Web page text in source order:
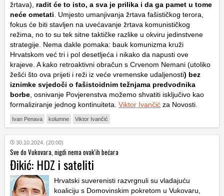
žrtava),
radit će to isto, a sva je prilika i da ga pamet u tome
neće ometati . Umjesto umanjivanja žrtava fašističkog terora,
fokus će biti stavljen na uvećavanje žrtava komunističkog
režima, no to su tek sitne taktičke razlike u okviru jedinstvene
strategije. Nema dakle pomaka: bauk komunizma kruži
Hrvatskom već tri i pol desetljeća i nikako da napusti ove
krajeve. A kako retroaktivni obračun s Crvenom Nemani (utoliko
žešći što ova prijeti i reži iz veće vremenske udaljenosti) bez
iznimke svjedoči o fašistoidnim težnjama predvodnika
borbe , osnivanje Povjerenstva možemo shvatiti isključivo kao
formaliziranje jednog kontinuiteta. Viktor Ivančić za Novosti.
Ivan Penava kolumne Viktor Ivančić
30.10.2024. (20:00)
Sve do Vukovara, nigdi nema ovak'ih bećara
Đikić: HDZ i sateliti
Hrvatski suverenisti razvrgnuli su vladajuću
koaliciju s Domovinskim pokretom u Vukovaru,